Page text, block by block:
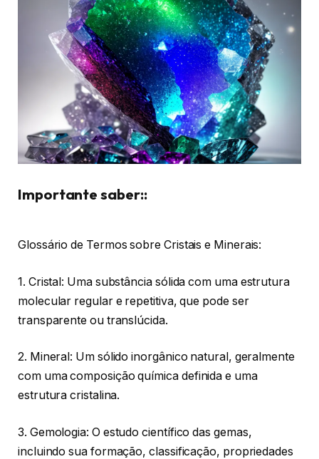
Importante saber::
Glossário de Termos sobre Cristais e Minerais:
1. Cristal: Uma substância sólida com uma estrutura
molecular regular e repetitiva, que pode ser
transparente ou translúcida.
2. Mineral: Um sólido inorgânico natural, geralmente
com uma composição química definida e uma
estrutura cristalina.
3. Gemologia: O estudo científico das gemas,
incluindo sua formação, classificação, propriedades